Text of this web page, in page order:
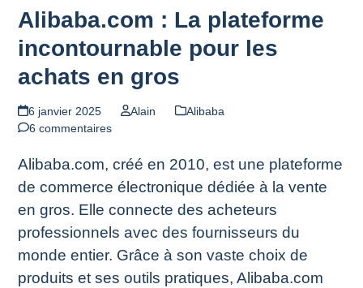
Alibaba.com : La plateforme
incontournable pour les
achats en gros
6 janvier 2025 Alain
Alibaba
6 commentaires
Alibaba.com, créé en 2010, est une plateforme
de commerce électronique dédiée à la vente
en gros. Elle connecte des acheteurs
professionnels avec des fournisseurs du
monde entier. Grâce à son vaste choix de
produits et ses outils pratiques, Alibaba.com